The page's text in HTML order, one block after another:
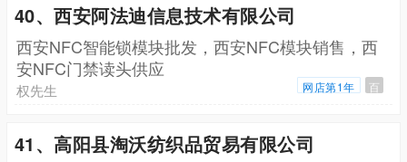
40、西安阿法迪信息技术有限公司
西安NFC智能锁模块批发，西安NFC模块销售，西
安NFC门禁读头供应
权先生 网店第1年 百
41、高阳县淘沃纺织品贸易有限公司